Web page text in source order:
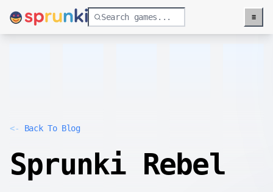
Menu
≡
<- Back To Blog
Sprunki Rebel